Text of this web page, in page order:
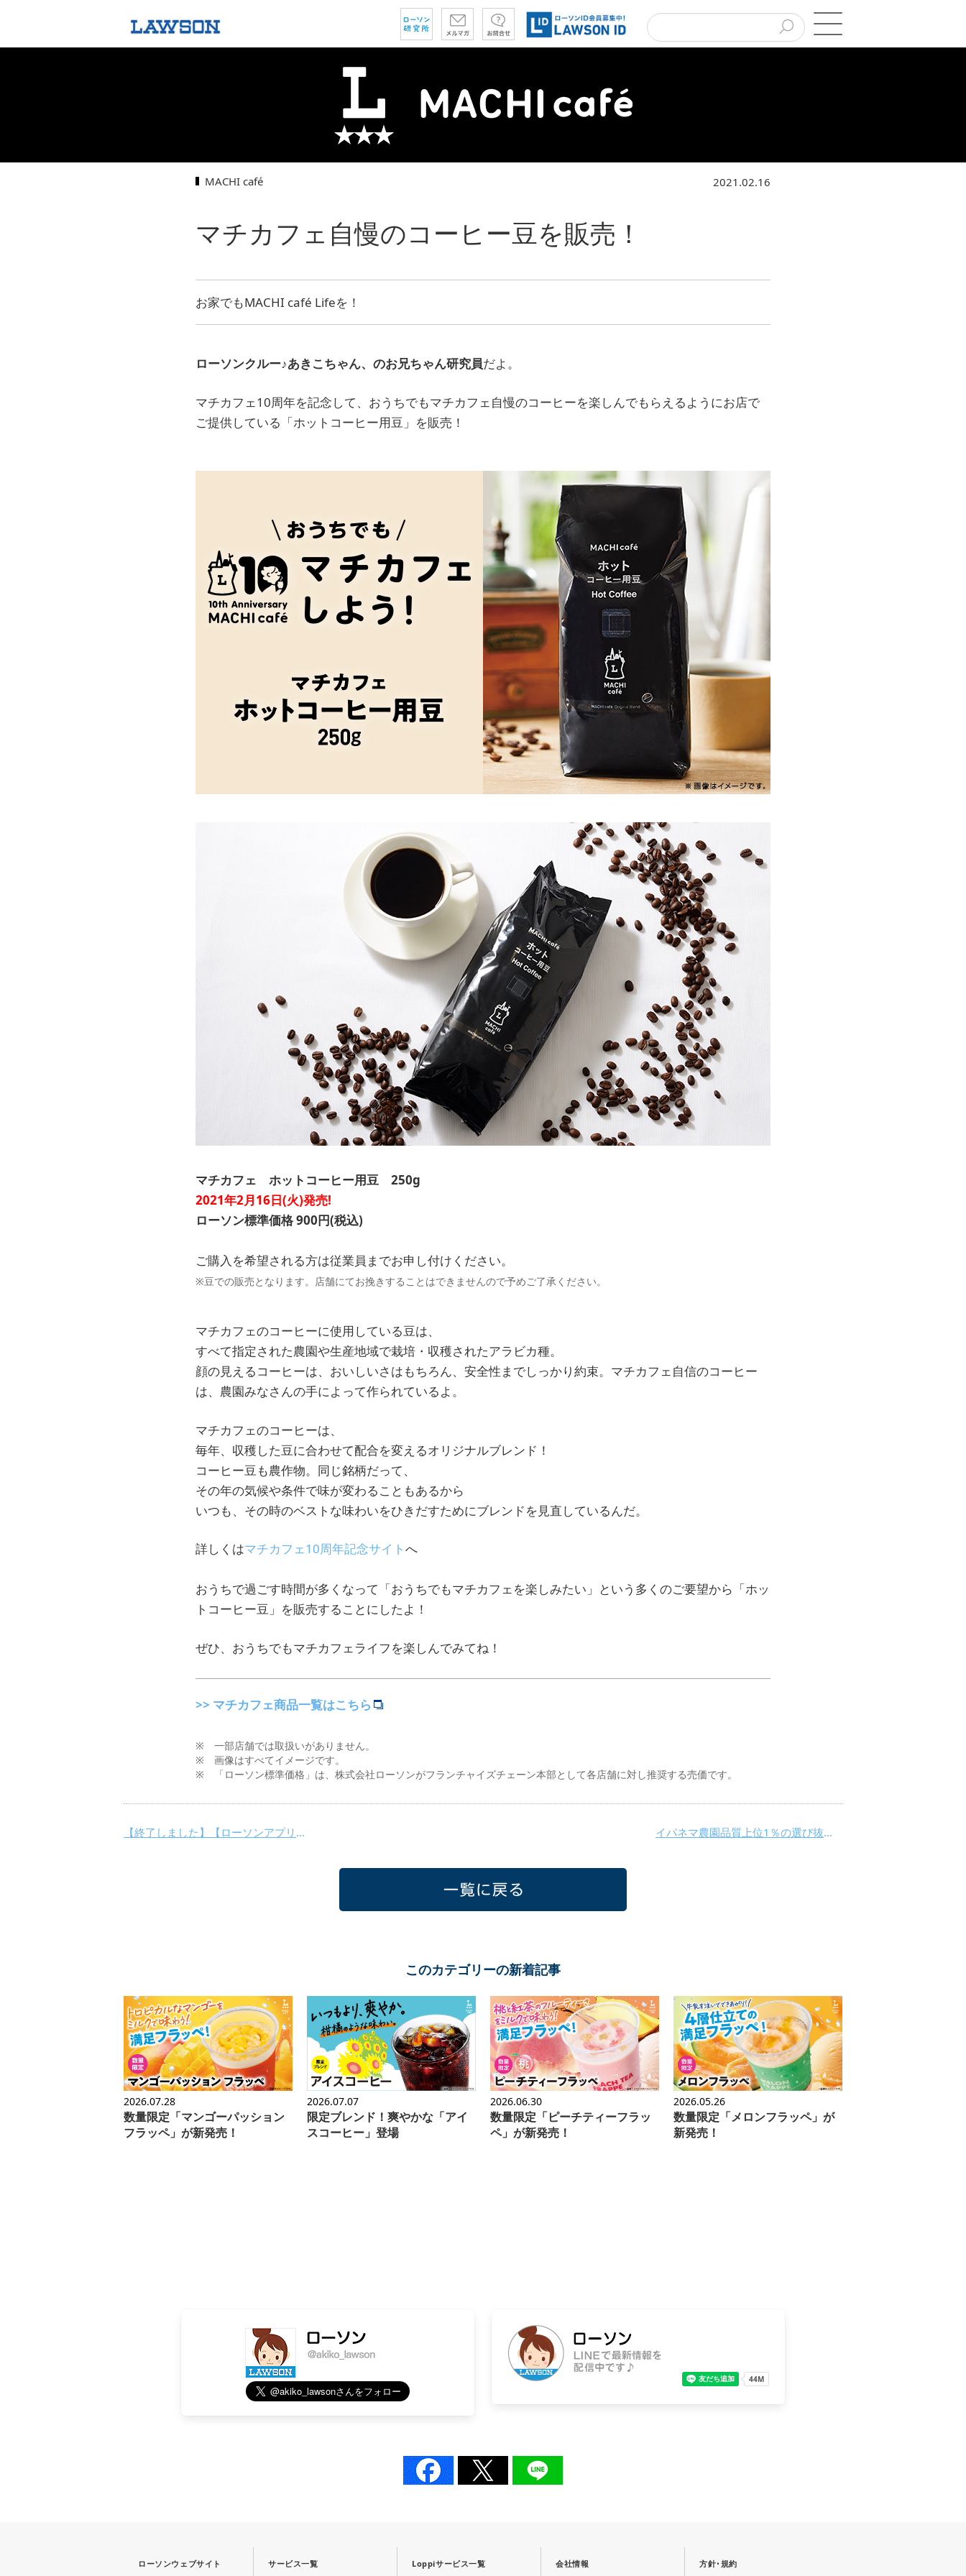
MACHI café 2021.02.16
マチカフェ自慢のコーヒー豆を販売！
お家でもMACHI café Lifeを！
ローソンクルー♪あきこちゃん、のお兄ちゃん研究員だよ。
マチカフェ10周年を記念して、おうちでもマチカフェ自慢のコーヒーを楽しんでもらえるようにお店で
ご提供している「ホットコーヒー用豆」を販売！
マチカフェ ホットコーヒー用豆 250g
2021年2月16日(火)発売!
ローソン標準価格 900円(税込)
ご購入を希望される方は従業員までお申し付けください。
※豆での販売となります。店舗にてお挽きすることはできませんので予めご了承ください。
マチカフェのコーヒーに使用している豆は、
すべて指定された農園や生産地域で栽培・収穫されたアラビカ種。
顔の見えるコーヒーは、おいしいさはもちろん、安全性までしっかり約束。マチカフェ自信のコーヒー
は、農園みなさんの手によって作られているよ。
マチカフェのコーヒーは、
毎年、収穫した豆に合わせて配合を変えるオリジナルブレンド！
コーヒー豆も農作物。同じ銘柄だって、
その年の気候や条件で味が変わることもあるから
いつも、その時のベストな味わいをひきだすためにブレンドを見直しているんだ。
詳しくはマチカフェ10周年記念サイトへ
おうちで過ごす時間が多くなって「おうちでもマチカフェを楽しみたい」という多くのご要望から「ホッ
トコーヒー豆」を販売することにしたよ！
ぜひ、おうちでもマチカフェライフを楽しんでみてね！
>> マチカフェ商品一覧はこちら
※ 一部店舗では取扱いがありません。
※ 画像はすべてイメージです。
※ 「ローソン標準価格」は、株式会社ローソンがフランチャイズチェーン本部として各店舗に対し推奨する売価です。
【終了しました】【ローソンアプリ限定】ありがとう！マチカフェ10周年！カフェラテ無料引換券をプレゼント! イパネマ農園品質上位1％の選び抜いた至極の味わい。 イパネマゴールドエディション登場！
このカテゴリーの新着記事
2026.07.28
数量限定「マンゴーパッション
フラッペ」が新発売！
2026.07.07
限定ブレンド！爽やかな「アイ
スコーヒー」登場
2026.06.30
数量限定「ピーチティーフラッ
ペ」が新発売！
2026.05.26
数量限定「メロンフラッペ」が
新発売！
ローソンウェブサイト サービス一覧 Loppiサービス一覧 会社情報 方針･規約